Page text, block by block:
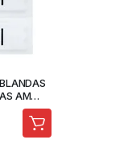
AM